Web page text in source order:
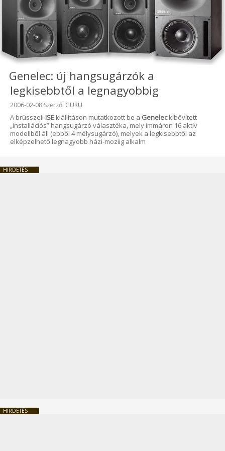
Genelec: új hangsugárzók a
legkisebbtől a legnagyobbig
Beküldve:
2006-02-08 Szerző: GURU
A brüsszeli ISE kiállításon mutatkozott be a Geneleckibővített
„installációs” hangsugárzó választéka, mely immáron 16 aktív
modellből áll (ebből 4 mélysugárzó), melyek a legkisebbtől az
elképzelhető legnagyobb házi-moziig alkalm
HIRDETÉS
HIRDETÉS